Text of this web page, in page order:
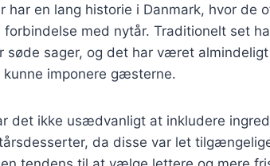
har en lang historie i Danmark, hvor de
med nytår. Traditionelt set
sager, og det har været
imponere gæsterne.
det ikke usædvanligt at inkludere
da disse var let